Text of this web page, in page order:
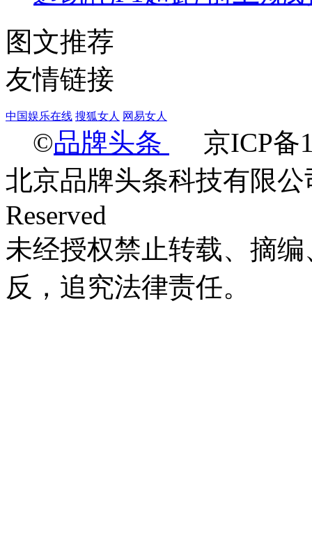
图文推荐
友情链接
中国娱乐在线 搜狐女人 网易女人
©品牌头条
京ICP备
北京品牌头条科技有限公
Reserved
未经授权禁止转载、摘
反，追究法律责任。